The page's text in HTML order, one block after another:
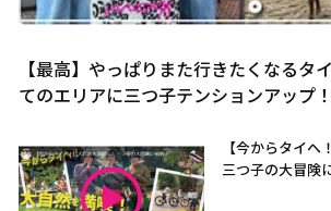
【最高】やっぱりまた行きたくなるタ
てのエリアに三つ子テンションアップ！
【今からタイ
三つ子の大冒険